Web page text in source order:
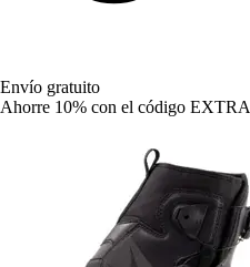
Envío gratuito
Ahorre 10% con el código EXTRA